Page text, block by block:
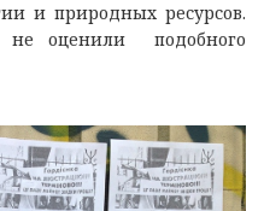
и природных ресурсов.
не оценили подобного